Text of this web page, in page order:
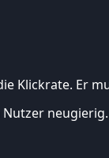
Klickrate. Er
Nutzer neugierig.